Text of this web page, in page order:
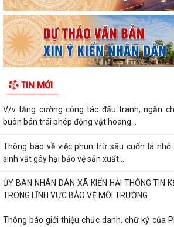
TIN MỚI
V/v tăng cường công tác đấu tranh, ngăn
buôn bán trái phép động vật hoang...
Thông báo về việc phun trừ sâu cuốn lá
sinh vật gây hại bảo vệ sản xuất...
ỦY BAN NHÂN DÂN XÃ KIẾN HẢI THÔNG TIN
TRONG LĨNH VỰC BẢO VỆ MÔI TRƯỜNG
Thông báo giới thiệu chức danh, chữ ký của